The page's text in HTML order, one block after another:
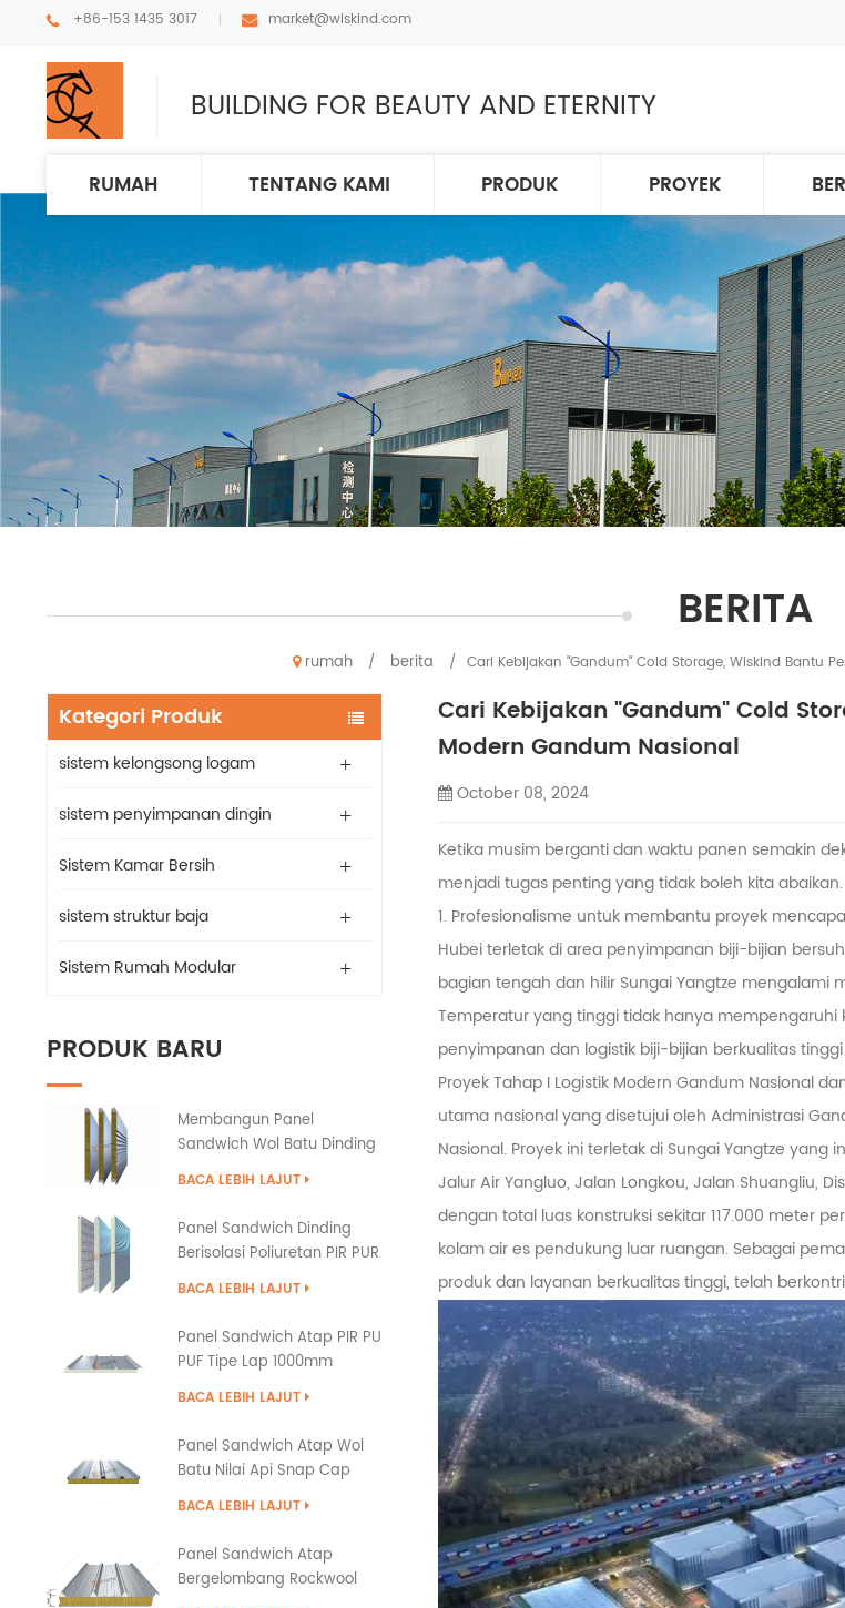
+86-153 1435 3017 market@wiskind.com
BUILDING FOR BEAUTY AND ETERNITY
RUMAH TENTANG KAMI PRODUK PROYEK
BERITA
rumah / berita / Cari Kebijakan "Gandum" Cold Storage, Wiskind Bantu
Kategori Produk
sistem kelongsong logam
sistem penyimpanan dingin
Sistem Kamar Bersih
sistem struktur baja
Sistem Rumah Modular
PRODUK BARU
Membangun Panel
Sandwich Wol Batu Dinding
Eksterior dengan
BACA LEBIH LAJUT
Panel Sandwich Dinding
Berisolasi Poliuretan PIR PUR
PU
BACA LEBIH LAJUT
Panel Sandwich Atap PIR PU
PUF Tipe Lap 1000mm
BACA LEBIH LAJUT
Panel Sandwich Atap Wol
Batu Nilai Api Snap Cap
BACA LEBIH LAJUT
Panel Sandwich Atap
Bergelombang Rockwool
Cari Kebijakan "Gandum" Cold
Modern Gandum Nasional
October 08, 2024
Ketika musim berganti dan waktu panen semakin
menjadi tugas penting yang tidak boleh kita abaikan.
1. Profesionalisme untuk membantu proyek
Hubei terletak di area penyimpanan biji-bijian
bagian tengah dan hilir Sungai Yangtze
Temperatur yang tinggi tidak hanya
penyimpanan dan logistik biji-bijian berkualitas
Proyek Tahap I Logistik Modern Gandum Nasional
utama nasional yang disetujui oleh Administrasi
Nasional. Proyek ini terletak di Sungai Yangtze
Jalur Air Yangluo, Jalan Longkou, Jalan Shuangliu,
dengan total luas konstruksi sekitar 117.000 meter
kolam air es pendukung luar ruangan. Sebagai
produk dan layanan berkualitas tinggi, telah